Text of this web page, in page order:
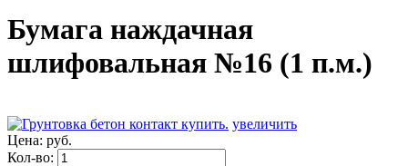
Бумага наждачная
шлифовальная №16 (1 п.м.)
увеличить
Цена: руб.
Кол-во: